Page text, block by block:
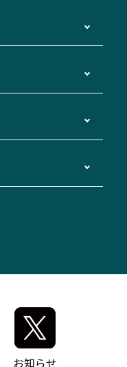
ョンシステム
学病院直通バ
鈴鹿管内）
玉
中部国際空港
バスセット
お知らせ